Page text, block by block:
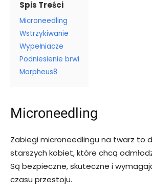
Spis Treści
Microneedling
Wstrzykiwanie
Wypełniacze
Podniesienie brwi
Morpheus8
Microneedling
Zabiegi microneedlingu na twarz to
starszych kobiet, które chcą
Są bezpieczne, skuteczne i
czasu przestoju.